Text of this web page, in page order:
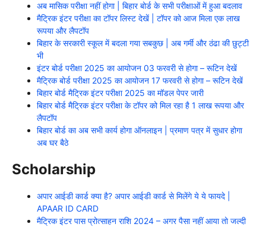
अब मासिक परीक्षा नहीं होगा | बिहार बोर्ड के सभी परीक्षाओं में हुआ बदलाव
मैट्रिक इंटर परीक्षा का टॉपर लिस्ट देखें | टॉपर को आज मिला एक लाख
रूपया और लैपटॉप
बिहार के सरकारी स्कूल में बदला गया सबकुछ | अब गर्मी और ठंढा की छुट्टी
भी
इंटर बोर्ड परीक्षा 2025 का आयोजन 03 फरवरी से होगा – रूटिन देखें
मैट्रिक बोर्ड परीक्षा 2025 का आयोजन 17 फरवरी से होगा – रूटिन देखें
बिहार बोर्ड मैट्रिक इंटर परीक्षा 2025 का मॉडल पेपर जारी
बिहार बोर्ड मैट्रिक इंटर परीक्षा के टॉपर को मिल रहा है 1 लाख रूपया और
लैपटॉप
बिहार बोर्ड का अब सभी कार्य होगा ऑनलाइन | प्रमाण पत्र में सुधार होगा
अब घर बैठे
Scholarship
अपार आईडी कार्ड क्या है? अपार आईडी कार्ड से मिलेंगे ये ये फायदे |
APAAR ID CARD
मैट्रिक इंटर पास प्रोत्साहन राशि 2024 – अगर पैसा नहीं आया तो जल्दी